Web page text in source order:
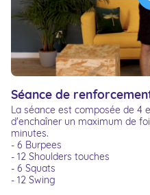
Séance de
La séance est composée de 4
d'enchaîner un maximum de
minutes.
- 6 Burpees
- 12 Shoulders touches
- 6 Squats
- 12 Swing